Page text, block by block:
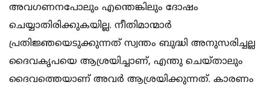
അവഗണനപോലും എന്തെങ്കിലും ദോഷം
ചെയ്യാതിരിക്കുകയില്ല. നീതിമാന്മാര്‍
പ്രതിജ്ഞയെടുക്കുന്നത് സ്വന്തം ബുദ്ധി അനുസരിച്ചല്ല
ദൈവകൃപയെ ആശ്രയിച്ചാണ്, എന്തു ചെയ്താലും
ദൈവത്തെയാണ് അവര്‍ ആശ്രയിക്കുന്നത്. കാരണം